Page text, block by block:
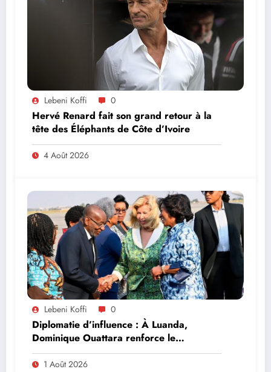
Lebeni Koffi 0
Hervé Renard fait son grand retour à la
tête des Éléphants de Côte d’Ivoire
4 Août 2026
Lebeni Koffi 0
Diplomatie d’influence : À Luanda,
Dominique Ouattara renforce le
leadership solidaire de la Côte d’Ivoire en
Afrique
1 Août 2026